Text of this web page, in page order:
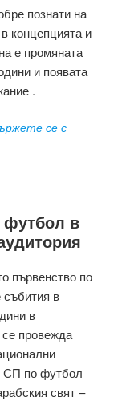
познати на
концепцията и
е промяната
и появата
.
се с
футбол в
първенство по
събития в
в
се провежда
СП по футбол
свят –